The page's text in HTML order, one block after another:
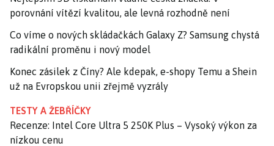
porovnání vítězí kvalitou, ale levná rozhodně není
Co víme o nových skládačkách Galaxy Z? Samsung chystá
radikální proměnu i nový model
Konec zásilek z Číny? Ale kdepak, e-shopy Temu a Shein
už na Evropskou unii zřejmě vyzrály
TESTY A ŽEBŘÍČKY
Recenze: Intel Core Ultra 5 250K Plus – Vysoký výkon za
nízkou cenu